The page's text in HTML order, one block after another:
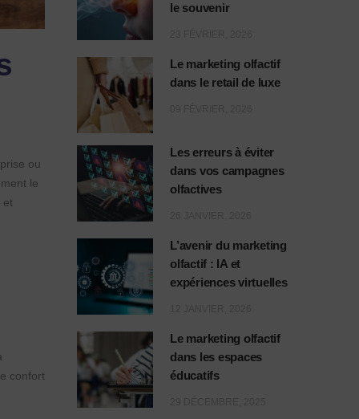
ou
le
et
confort
le souvenir
Le marketing olfactif
dans le retail de luxe
Les erreurs à éviter
dans vos campagnes
olfactives
L’avenir du marketing
olfactif : IA et
expériences virtuelles
Le marketing olfactif
dans les espaces
éducatifs